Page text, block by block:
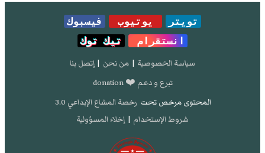
تويتر يوتيوب
فيسبوك
انستقرام
تيك توك
سياسة الخصوصية | من نحن | إتصل بنا
تبرع و دعم ❤️ donation
المحتوى مرخص تحت رخصة المشاع الإبداعي 3.0
شروط الإستخدام | إخلاء المسؤولية